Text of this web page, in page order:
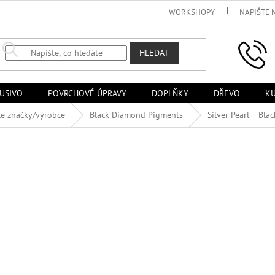
WORKSHOPY NAPIŠTE
HLEDAT
POVRCHOVÉ ÚPRAVY DOPLŇKY DŘEVO
značky/výrobce Black Diamond Pigments Silver Pearl –